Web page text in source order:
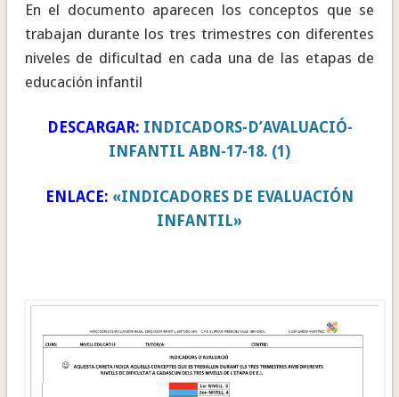
En el documento aparecen los conceptos que se
trabajan durante los tres trimestres con diferentes
niveles de dificultad en cada una de las etapas de
educación infantil
DESCARGAR: INDICADORS-D’AVALUACIÓ-
INFANTIL ABN-17-18. (1)
ENLACE: «INDICADORES DE EVALUACIÓN
INFANTIL»